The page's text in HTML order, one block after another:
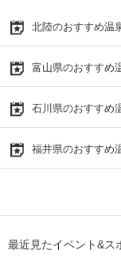
北陸のおすすめ温
富山県のおすすめ
石川県のおすすめ
福井県のおすすめ
最近見たイベント&ス